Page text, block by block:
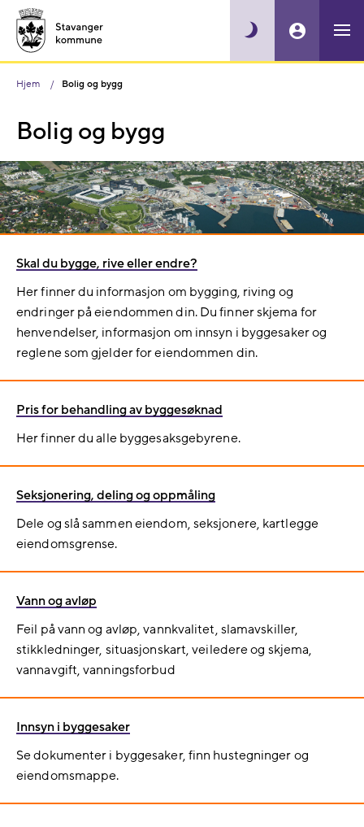
Hjem Bolig og bygg
Bolig og bygg
Skal du bygge, rive eller endre?
Her finner du informasjon om bygging, riving og
endringer på eiendommen din. Du finner skjema for
henvendelser, informasjon om innsyn i byggesaker og
reglene som gjelder for eiendommen din.
Pris for behandling av byggesøknad
Her finner du alle byggesaksgebyrene.
Seksjonering, deling og oppmåling
Dele og slå sammen eiendom, seksjonere, kartlegge
eiendomsgrense.
Vann og avløp
Feil på vann og avløp, vannkvalitet, slamavskiller,
stikkledninger, situasjonskart, veiledere og skjema,
vannavgift, vanningsforbud
Innsyn i byggesaker
Se dokumenter i byggesaker, finn hustegninger og
eiendomsmappe.